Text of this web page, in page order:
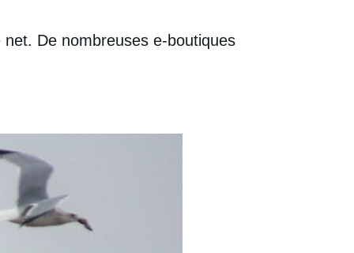
De nombreuses e-boutiques